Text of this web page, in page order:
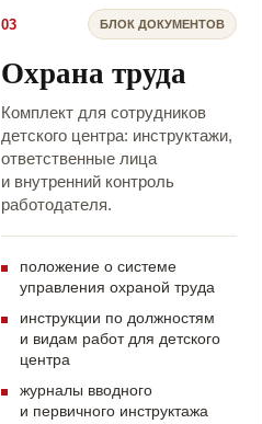
03 БЛОК ДОКУМЕНТОВ
Охрана труда
Комплект для сотрудников
детского центра: инструктажи,
ответственные лица
и внутренний контроль
работодателя.
положение о системе
управления охраной труда
инструкции по должностям
и видам работ для детского
центра
журналы вводного
и первичного инструктажа